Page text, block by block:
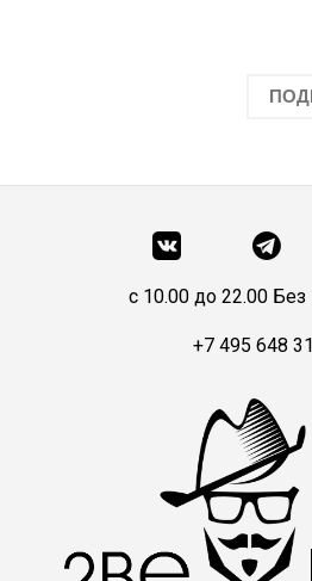
c 10.00 до 22.00
+7 495 648